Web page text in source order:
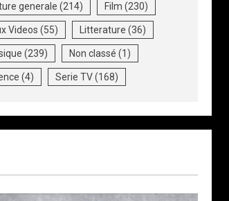
generale (214) Film (230)
Videos (55) Litterature (36)
(239) Non classé (1)
(4) Serie TV(168)